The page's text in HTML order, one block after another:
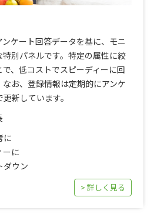
ケート回答データを基に、モニ
別パネルです。特定の属性に絞
、低コストでスピーディーに回
お、登録情報は定期的にアンケ
新しています。
に
に
ウン
> 詳しく見る